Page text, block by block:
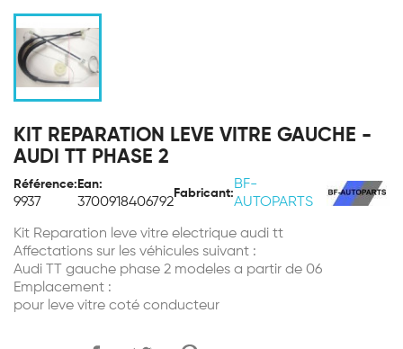
KIT REPARATION LEVE VITRE GAUCHE -
AUDI TT PHASE 2
Référence:
9937
Ean:
3700918406792
Fabricant:
BF-
AUTOPARTS
Kit Reparation leve vitre electrique audi tt
Affectations sur les véhicules suivant :
Audi TT gauche phase 2 modeles a partir de 06
Emplacement :
pour leve vitre coté conducteur